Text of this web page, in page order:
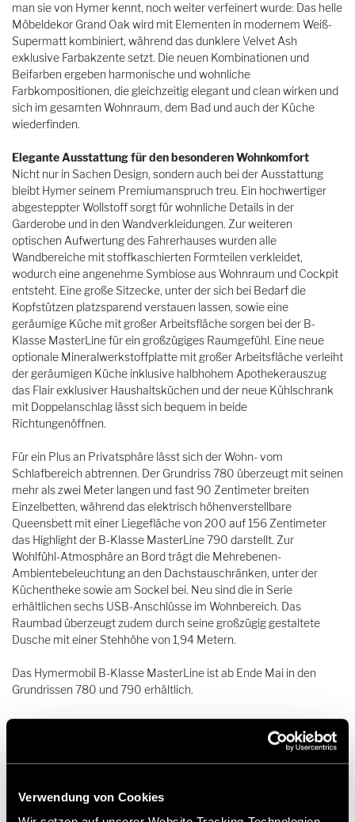
Verwendung von Cookies
man sie von Hymer kennt, noch weiter verfeinert wurde: Das helle
Möbeldekor Grand Oak wird mit Elementen in modernem Weiß-
Supermatt kombiniert, während das dunklere Velvet Ash
exklusive Farbakzente setzt. Die neuen Kombinationen und
Beifarben ergeben harmonische und wohnliche
Farbkompositionen, die gleichzeitig elegant und clean wirken und
sich im gesamten Wohnraum, dem Bad und auch der Küche
wiederfinden.
Elegante Ausstattung für den besonderen Wohnkomfort
Nicht nur in Sachen Design, sondern auch bei der Ausstattung
bleibt Hymer seinem Premiumanspruch treu. Ein hochwertiger
abgesteppter Wollstoff sorgt für wohnliche Details in der
Garderobe und in den Wandverkleidungen. Zur weiteren
optischen Aufwertung des Fahrerhauses wurden alle
Wandbereiche mit stoffkaschierten Formteilen verkleidet,
wodurch eine angenehme Symbiose aus Wohnraum und Cockpit
entsteht. Eine große Sitzecke, unter der sich bei Bedarf die
Kopfstützen platzsparend verstauen lassen, sowie eine
geräumige Küche mit großer Arbeitsfläche sorgen bei der B-
Klasse MasterLine für ein großzügiges Raumgefühl. Eine neue
optionale Mineralwerkstoffplatte mit großer Arbeitsfläche verleiht
der geräumigen Küche inklusive halbhohem Apothekerauszug
das Flair exklusiver Haushaltsküchen und der neue Kühlschrank
mit Doppelanschlag lässt sich bequem in beide
Richtungenöffnen.
Für ein Plus an Privatsphäre lässt sich der Wohn- vom
Schlafbereich abtrennen. Der Grundriss 780 überzeugt mit seinen
mehr als zwei Meter langen und fast 90 Zentimeter breiten
Einzelbetten, während das elektrisch höhenverstellbare
Queensbett mit einer Liegefläche von 200 auf 156 Zentimeter
das Highlight der B-Klasse MasterLine 790 darstellt. Zur
Wohlfühl-Atmosphäre an Bord trägt die Mehrebenen-
Ambientebeleuchtung an den Dachstauschränken, unter der
Küchentheke sowie am Sockel bei. Neu sind die in Serie
erhältlichen sechs USB-Anschlüsse im Wohnbereich. Das
Raumbad überzeugt zudem durch seine großzügig gestaltete
Dusche mit einer Stehhöhe von 1,94 Metern.
Das Hymermobil B-Klasse MasterLine ist ab Ende Mai in den
Grundrissen 780 und 790 erhältlich.
Pressematerial Das Hymermobil B-Klasse MasterLine | ZIP